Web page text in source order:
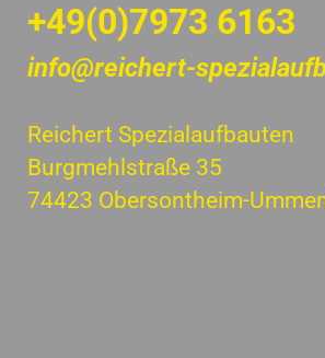
+49(0)7973 6163
info@reichert-
Reichert Spezialaufbauten
Burgmehlstraße 35
74423 Obersontheim-